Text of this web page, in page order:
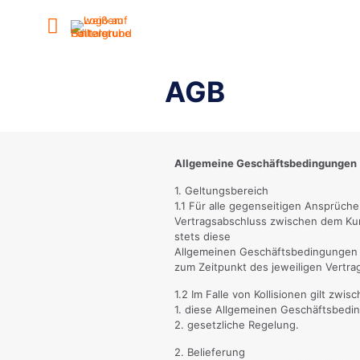
AGB
Allgemeine Geschäftsbedingungen
1. Geltungsbereich
1.1 Für alle gegenseitigen
Vertragsabschluss zwischen dem
stets diese
Allgemeinen
zum Zeitpunkt des jeweiligen
1.2 Im Falle von Kollisionen gilt
1. diese Allgemeinen
2. gesetzliche Regelung.
2. Belieferung